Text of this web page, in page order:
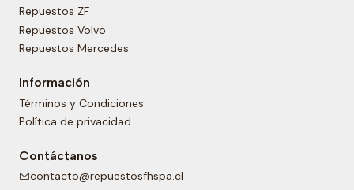
Repuestos ZF
Repuestos Volvo
Repuestos Mercedes
Información
Términos y Condiciones
Política de privacidad
Contáctanos
contacto@repuestosfhspa.cl